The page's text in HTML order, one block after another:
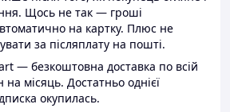
Щось не так — гроші
на картку. Плюс не
за післяплату на пошті.
— безкоштовна доставка по всій
на місяць. Достатньо однієї
окупилась.